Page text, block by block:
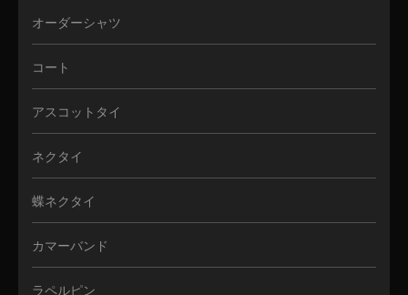
オーダーシャツ
コート
アスコットタイ
ネクタイ
蝶ネクタイ
カマーバンド
ラペルピン